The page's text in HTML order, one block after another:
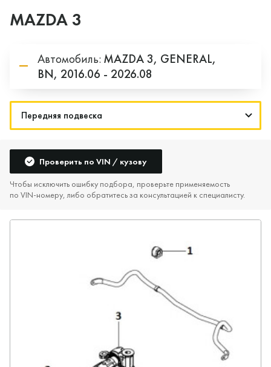
MAZDA 3
Автомобиль: MAZDA3, GENERAL,
BN, 2016.06 - 2026.08
Проверить по VIN / кузову
Чтобы исключить ошибку подбора, проверьте применяемость
по VIN‑номеру, либо обратитесь за консультацией к специалисту.